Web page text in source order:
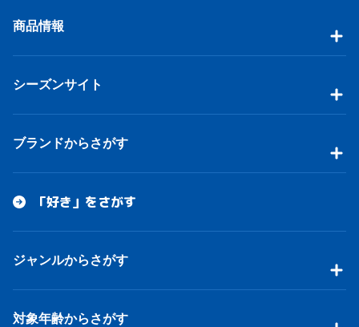
商品情報
シーズンサイト
ブランドからさがす
「好き」をさがす
ジャンルからさがす
対象年齢からさがす